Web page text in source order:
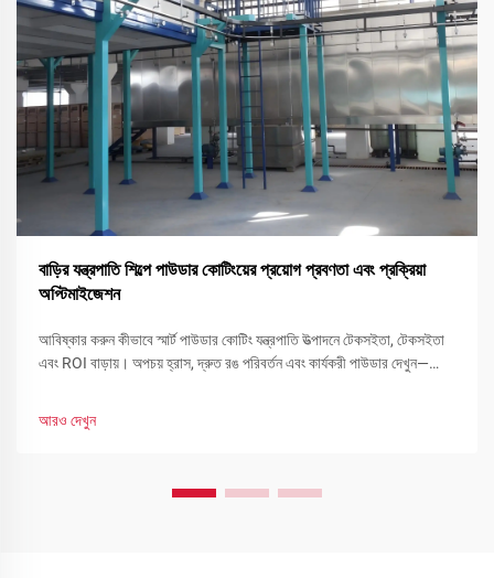
বাড়ির যন্ত্রপাতি শিল্পে পাউডার কোটিংয়ের প্রয়োগ প্রবণতা এবং প্রক্রিয়া
অপ্টিমাইজেশন
আবিষ্কার করুন কীভাবে স্মার্ট পাউডার কোটিং যন্ত্রপাতি উত্পাদনে টেকসইতা, টেকসইতা
এবং ROI বাড়ায়। অপচয় হ্রাস, দ্রুত রঙ পরিবর্তন এবং কার্যকরী পাউডার দেখুন—
আরও দেখুন